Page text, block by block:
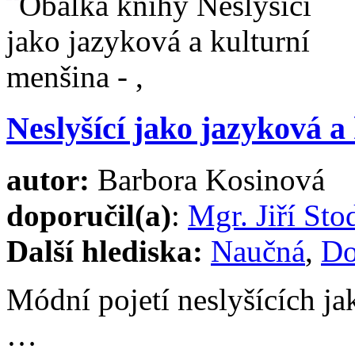
Neslyšící jako jazyková
autor: Barbora Kosinová
doporučil(a): Mgr. Jiří
Další hlediska: Naučná,
Módní pojetí neslyšících
…